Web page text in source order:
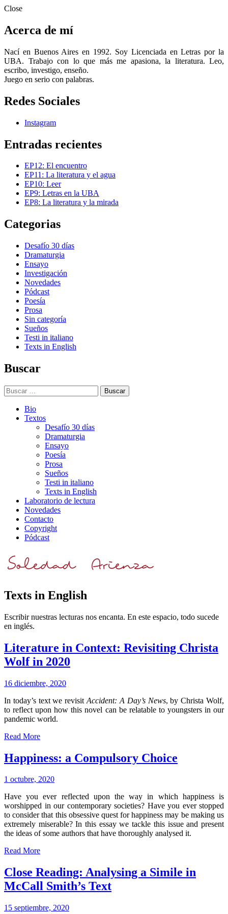
Close
Acerca de mí
Nací en Buenos Aires en 1992. Soy Licenciada en Letras por la
UBA. Trabajo con lo que más me apasiona, la literatura. Leo,
escribo, investigo, enseño.
Juego en serio con palabras.
Redes Sociales
Instagram
Entradas recientes
EP12: El encuentro
EP11: La literatura y el agua
EP10: Leer
EP9: Letras en la UBA
EP8: La literatura y la mirada
Categorias
Desafío 30 días
Dramaturgia
Ensayo
Investigación
Novedades
Pódcast
Poesía
Prosa
Sin categoría
Sueños
Testi in italiano
Texts in English
Buscar
Buscar:
Bio
Textos
Desafío 30 días
Dramaturgia
Ensayo
Poesía
Prosa
Sueños
Testi in italiano
Texts in English
Laboratorio de lectura
Novedades
Contacto
Copyright
Pódcast
Texts in English
Escribir nuestras lecturas nos encanta. En este espacio, todo sucede
en inglés.
Literature in Context: Revisiting Christa
Wolf in 2020
16 diciembre, 2020
In today’s text we revisitAccident: A Day’s News, by Christa Wolf,
to reflect upon how this novel can be relatable to youngsters in our
pandemic world.
Read More
Happiness: a Compulsory Choice
1 octubre, 2020
Have you ever reflected upon the way in which happiness is
worshipped in our contemporary societies? Have you ever stopped
to consider that this obsessive quest for happiness may be making us
extremely miserable? In this essay we tackle this issue and present
the ideas of some authors that have thoroughly analysed it.
Read More
Close Reading: Analysing a Simile in
McCall Smith’s Text
15 septiembre, 2020